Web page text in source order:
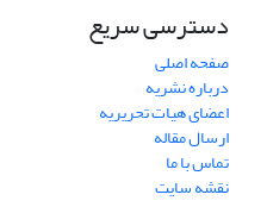
دسترسی سریع
صفحه اصلی
درباره نشریه
اعضای هیات تحریریه
ارسال مقاله
تماس با ما
نقشه سایت